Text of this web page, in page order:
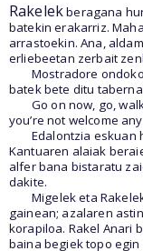
Rakelekberagana
batekin erakarriz.
arrastoekin. Ana,
erliebeetan zerbait
Mostradore
batek bete ditu
Go on now, go,
you’re not welcome
Edalontzia eskuan
Kantuaren alaiak
alfer bana bistaratu
dakite.
Migelek eta
gainean; azalaren
korapiloa. Rakel Anari
baina begiek topo